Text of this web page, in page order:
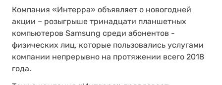
Компания «Интерра» объявляет о новогодней
акции – розыгрыше тринадцати планшетных
компьютеров Samsung среди абонентов -
физических лиц, которые пользовались услугами
компании непрерывно на протяжении всего 2018
года.